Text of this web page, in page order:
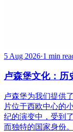
5 Aug 2026·1 min
卢森堡文化：历
卢森堡为我们提供
片位于西欧中心的
纪的演变中，受到
而独特的国家身份